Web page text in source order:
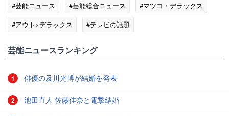
#芸能ニュース #芸能総合ニュース
#マツコ・デラックス
#アウト×デラックス
#テレビの話題
芸能ニュースランキング
1 俳優の及川光博が結婚を発表
2 池田直人 佐藤佳奈と電撃結婚